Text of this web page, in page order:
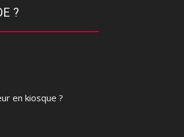
?
en kiosque ?